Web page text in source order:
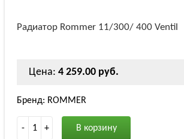
Радиатор Rommer 11/300/ 400 Ventil
Цена: 4 259.00 руб.
Бренд: ROMMER
- 1 + В корзину